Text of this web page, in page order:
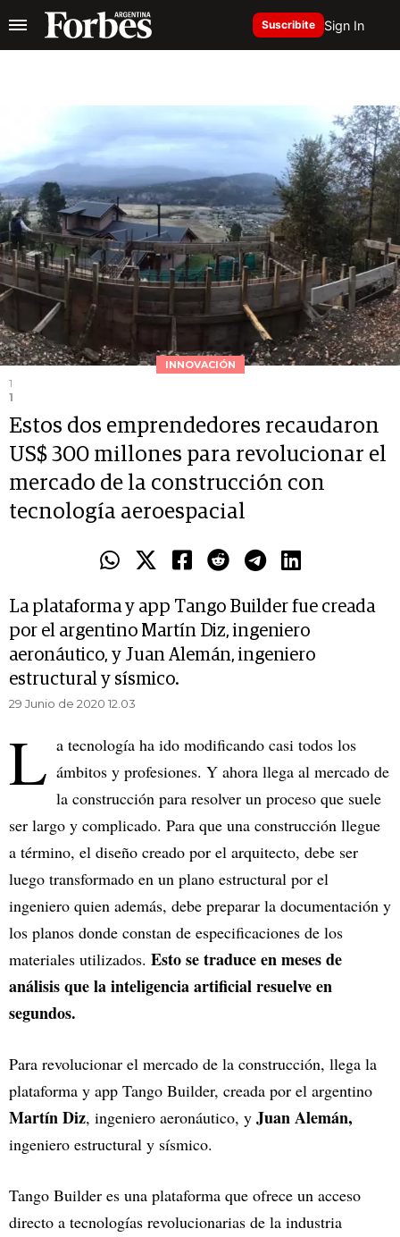
Suscribite Sign In
INNOVACIÓN
1
1
Estos dos emprendedores recaudaron
US$ 300 millones para revolucionar el
mercado de la construcción con
tecnología aeroespacial
La plataforma y app Tango Builder fue creada
por el argentino Martín Diz, ingeniero
aeronáutico, y Juan Alemán, ingeniero
estructural y sísmico.
29 Junio de 2020 12.03
L a tecnología ha ido modificando casi todos los
ámbitos y profesiones. Y ahora llega al mercado de
la construcción para resolver un proceso que suele
ser largo y complicado. Para que una construcción llegue
a término, el diseño creado por el arquitecto, debe ser
luego transformado en un plano estructural por el
ingeniero quien además, debe preparar la documentación y
los planos donde constan de especificaciones de los
materiales utilizados. Esto se traduce en meses de
análisis que la inteligencia artificial resuelve en
segundos.
Para revolucionar el mercado de la construcción, llega la
plataforma y app Tango Builder, creada por el argentino
Martín Diz, ingeniero aeronáutico, y Juan Alemán,
ingeniero estructural y sísmico.
Tango Builder es una plataforma que ofrece un acceso
directo a tecnologías revolucionarias de la industria